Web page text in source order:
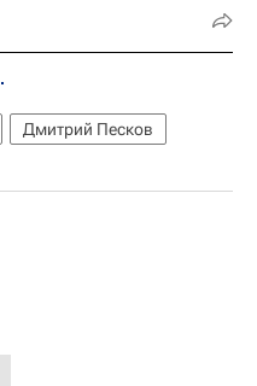
Дмитрий Песков